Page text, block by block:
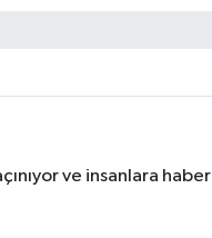
ve insanlara haber